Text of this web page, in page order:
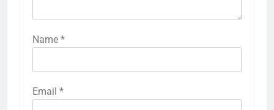
Name *
Email *